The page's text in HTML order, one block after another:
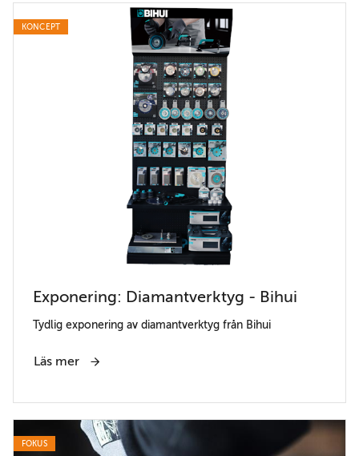
KONCEPT
Exponering: Diamantverktyg - Bihui
Tydlig exponering av diamantverktyg från Bihui
Läs mer
FOKUS